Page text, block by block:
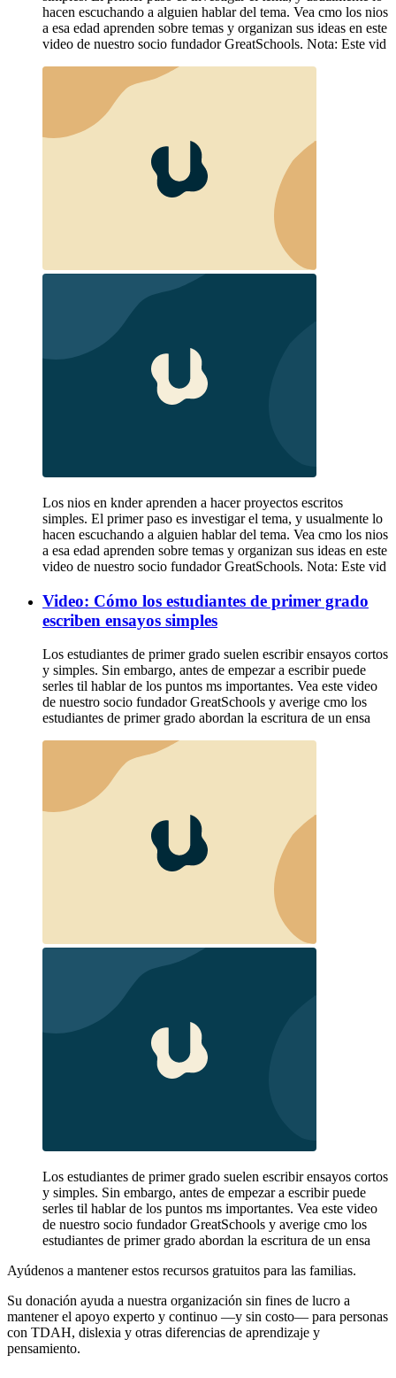
hacen escuchando a alguien hablar del tema. Vea cmo los nios
a esa edad aprenden sobre temas y organizan sus ideas en este
video de nuestro socio fundador GreatSchools. Nota: Este vid
Los nios en knder aprenden a hacer proyectos escritos
simples. El primer paso es investigar el tema, y usualmente lo
hacen escuchando a alguien hablar del tema. Vea cmo los nios
a esa edad aprenden sobre temas y organizan sus ideas en este
video de nuestro socio fundador GreatSchools. Nota: Este vid
Video: Cómo los estudiantes de primer grado
escriben ensayos simples
Los estudiantes de primer grado suelen escribir ensayos cortos
y simples. Sin embargo, antes de empezar a escribir puede
serles til hablar de los puntos ms importantes. Vea este video
de nuestro socio fundador GreatSchools y averige cmo los
estudiantes de primer grado abordan la escritura de un ensa
Los estudiantes de primer grado suelen escribir ensayos cortos
y simples. Sin embargo, antes de empezar a escribir puede
serles til hablar de los puntos ms importantes. Vea este video
de nuestro socio fundador GreatSchools y averige cmo los
estudiantes de primer grado abordan la escritura de un ensa
Ayúdenos a mantener estos recursos gratuitos para las familias.
Su donación ayuda a nuestra organización sin fines de lucro a
mantener el apoyo experto y continuo —y sin costo— para personas
con TDAH, dislexia y otras diferencias de aprendizaje y
pensamiento.